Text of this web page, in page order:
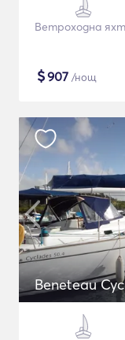
Ветроходна
$907 /нощ
Beneteau